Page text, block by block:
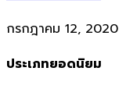
กรกฎาคม 12, 2020
ประเภทยอดนิยม